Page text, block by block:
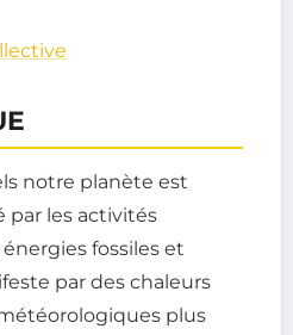
notre planète est
par les activités
fossiles et
par des chaleurs
plus